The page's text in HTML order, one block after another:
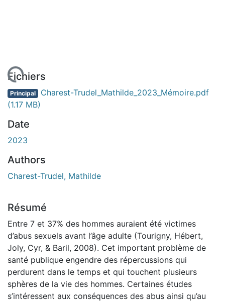
Fichiers
Principal Charest-Trudel_Mathilde_2023_Mémoire.pdf
(1.17 MB)
Date
2023
Authors
Charest-Trudel, Mathilde
Résumé
Entre 7 et 37% des hommes auraient été victimes
d’abus sexuels avant l’âge adulte (Tourigny, Hébert,
Joly, Cyr, & Baril, 2008). Cet important problème de
santé publique engendre des répercussions qui
perdurent dans le temps et qui touchent plusieurs
sphères de la vie des hommes. Certaines études
s’intéressent aux conséquences des abus ainsi qu’au